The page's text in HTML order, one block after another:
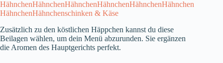
HähnchenHähnchenHähnchenHähnchenHähnchenHähnchen
HähnchenHähnchenschinken & Käse
Zusätzlich zu den köstlichen Häppchen kannst du diese
Beilagen wählen, um dein Menü abzurunden. Sie ergänzen
die Aromen des Hauptgerichts perfekt.